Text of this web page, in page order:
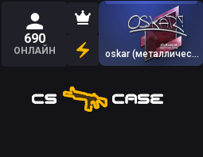
690
ОНЛАЙН oskar (металлическая)